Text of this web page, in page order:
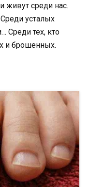
живут среди нас.
усталых
Среди тех, кто
и брошенных.